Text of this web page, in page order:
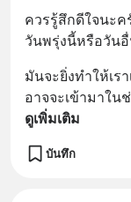
ควรรู้สึกดีใจนะค
วันพรุ่งนี้หรือวัน
มันจะยิ่งทำให้เร
อาจจะเข้ามาใน
ดูเพิ่มเติม
บันทึก